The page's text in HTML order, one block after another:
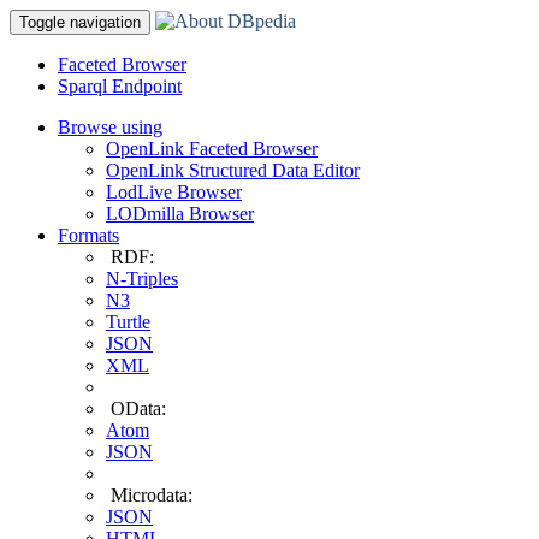
Toggle navigation
Faceted Browser
Sparql Endpoint
Browse using
OpenLink Faceted Browser
OpenLink Structured Data Editor
LodLive Browser
LODmilla Browser
Formats
RDF:
N-Triples
N3
Turtle
JSON
XML
OData:
Atom
JSON
Microdata:
JSON